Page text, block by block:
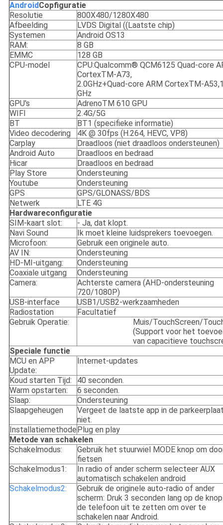
AndroidCopfiguratie
Resolutie
800X480/1280X480
Afbeelding
LVDS Digital ((Laatste chip)
Systemen
Android OS13
RAM:
8 GB
EMMC
128 GB
CPU-model
CPU:Qualcomm® QCM6125 Quad-core
CortexTM-A73,
2.0GHz+Quad-core ARM CortexTM-
GHz
GPU's
AdrenoTM 610 GPU
WIFI
2.4G/5G
BT
BT1 (specifieke informatie)
Video decodering
4K @ 30fps (H.264, HEVC, VP8)
Carplay
Draadloos (niet draadloos ondersteunen)
Android Auto
Draadloos en bedraad
Hicar
Draadloos en bedraad
Play Store
Ondersteuning
Youtube
Ondersteuning
GPS
GPS/GLONASS/BDS
Netwerk
LTE 4G
Hardwareconfiguratie
SIM-kaart slot:
- Ja, dat klopt.
Navi Sound
Ik moet kleine luidsprekers toevoegen.
Microfoon:
Gebruik een originele auto.
AV IN:
Ondersteuning
HD-MI-uitgang:
Ondersteuning
Coaxiale uitgang
Ondersteuning
Camera:
Achterste camera (AHD-ondersteuning
720/1080P)
USB-interface
USB1/USB2-werkzaamheden
Radiostation
Facultatief
Gebruik Operatie:
Muis/TouchScreen/
(Support voor het
van capacitieve
Speciale functie
MCU en APP
Update:
Internet-updates
Koud starten Tijd:
40 seconden.
Warm opstarten:
6 seconden.
Slaap:
Ondersteuning
Slaapgeheugen
Vergeet de laatste app in de
niet.
Installatiemethode Plug en play
Metode van schakelen
Schakelmodus:
Gebruik het stuurwiel MODE knop om
fietsen
Schakelmodus1:
In radio of ander scherm selecteer AUX
automatisch schakelen android
Schakelmodus2:
Gebruik de originele auto-radio of ander
scherm: Druk 3 seconden lang op de
de telefoon uit te zetten om over te
schakelen naar Android.